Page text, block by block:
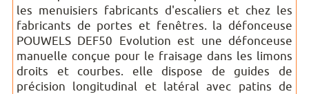
les menuisiers fabricants d'escaliers et chez les
fabricants de portes et fenêtres. la défonceuse
POUWELS DEF50 Evolution est une défonceuse
manuelle conçue pour le fraisage dans les limons
droits et courbes. elle dispose de guides de
précision longitudinal et latéral avec patins de